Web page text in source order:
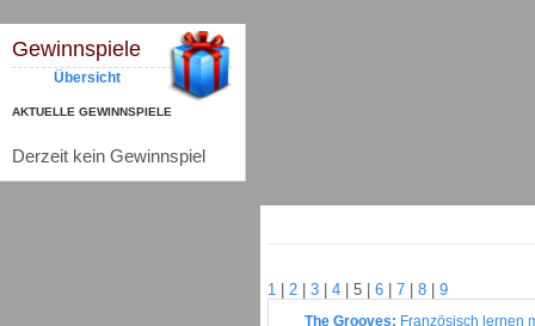
Gewinnspiele
Übersicht
AKTUELLE GEWINNSPIELE
Derzeit kein Gewinnspiel
1 2 3 4 5 6 7 8 9
The Grooves: Französisch lernen